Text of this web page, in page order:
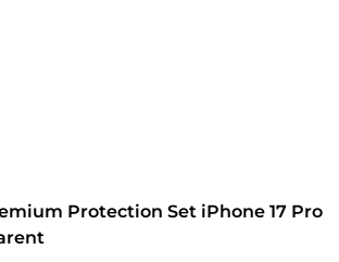
Protection Set iPhone 17 Pro